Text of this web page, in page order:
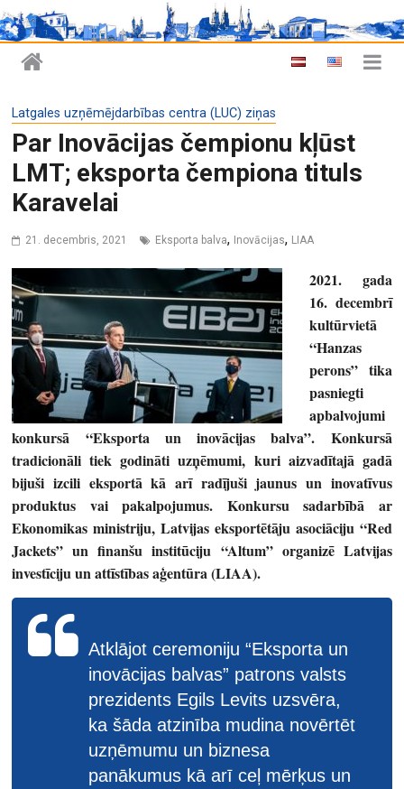
Latgales uzņēmējdarbības centra (LUC) ziņas
Par Inovācijas čempionu kļūst
LMT; eksporta čempiona tituls
Karavelai
21. decembris, 2021 Eksporta balva, Inovācijas, LIAA
2021. gada
16. decembrī
kultūrvietā
“Hanzas
perons” tika
pasniegti
apbalvojumi
konkursā “Eksporta un inovācijas balva”. Konkursā
tradicionāli tiek godināti uzņēmumi, kuri aizvadītajā gadā
bijuši izcili eksportā kā arī radījuši jaunus un inovatīvus
produktus vai pakalpojumus. Konkursu sadarbībā ar
Ekonomikas ministriju, Latvijas eksportētāju asociāciju “Red
Jackets” un finanšu institūciju “Altum” organizē Latvijas
investīciju un attīstības aģentūra (LIAA).
Atklājot ceremoniju “Eksporta un
inovācijas balvas” patrons valsts
prezidents Egils Levits uzsvēra,
ka šāda atzinība mudina novērtēt
uzņēmumu un biznesa
panākumus kā arī ceļ mērķus un